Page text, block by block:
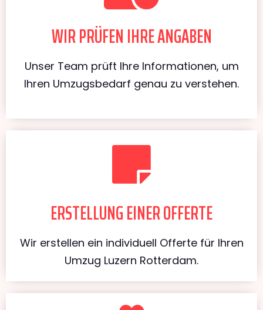
WIR PRÜFEN IHRE ANGABEN
Unser Team prüft Ihre Informationen, um
Ihren Umzugsbedarf genau zu verstehen.
ERSTELLUNG EINER OFFERTE
Wir erstellen ein individuell Offerte für Ihren
Umzug Luzern Rotterdam.